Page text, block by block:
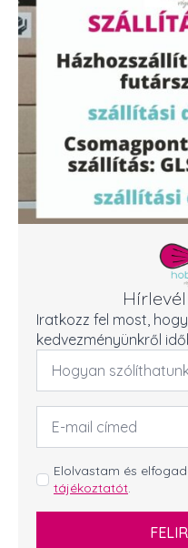
Iratkozz fel most,
kedvezményünkről
Név
Email
cím
GDPR
*
Elolvastam és
tájékoztatót.